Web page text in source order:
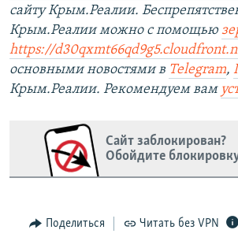
сайту Крым.Реалии.
Крым.Реалии можно с помощью
https://
основными новостями в Telegram,
Крым.Реалии. Рекомендуем вам
Сайт заблокирован?
Обойдите
Поделиться Читать без VPN